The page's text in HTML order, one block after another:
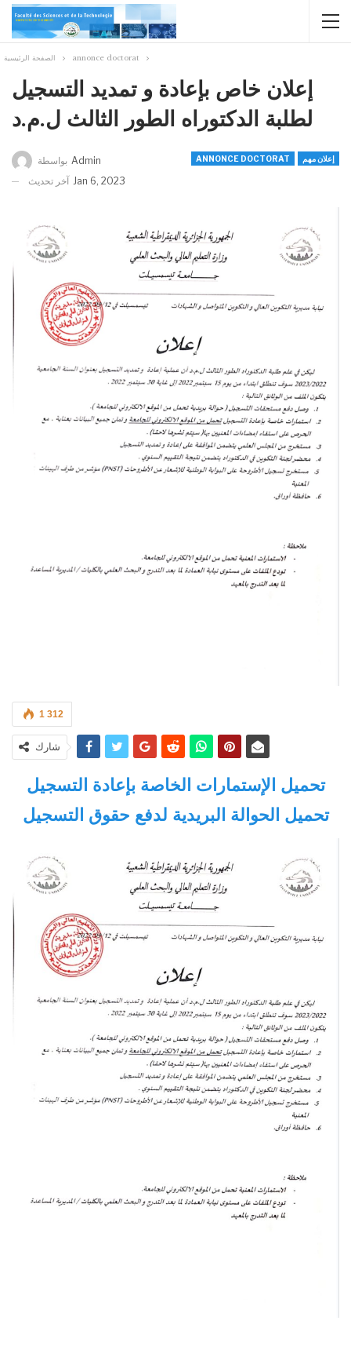
الصفحة الرئيسية annonce doctorat
إعلان خاص بإعادة و تمديد التسجيل
لطلبة الدكتوراه الطور الثالث ل.م.د
ANNONCE DOCTORAT إعلان مهم
Admin
Jan 6, 2023
1 312
شارك
تحميل الإستمارات الخاصة بإعادة التسجيل
تحميل الحوالة البريدية لدفع حقوق التسجيل